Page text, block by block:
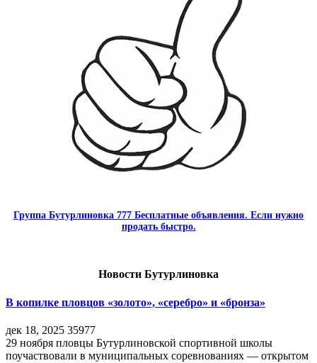
Группа Бутурлиновка 777 Бесплатные объявления. Если нужно
продать быстро.
Новости Бутурлиновка
В копилке пловцов «золото», «серебро» и «бронза»
дек 18, 2025 35977
29 ноября пловцы Бутурлиновской спортивной школы
поучаствовали в муниципальных соревнованиях — открытом